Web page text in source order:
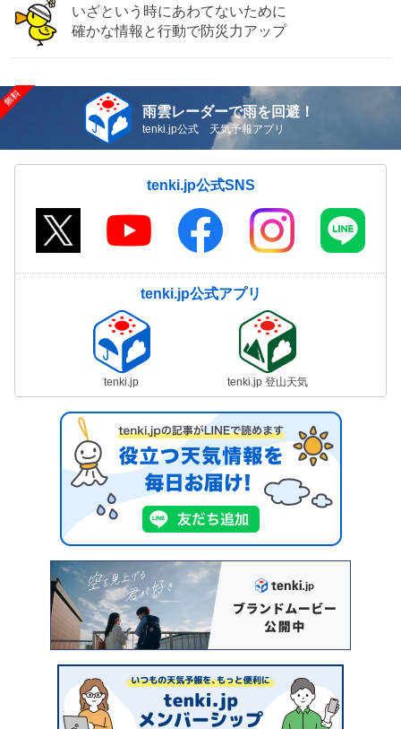
いざという時にあわてないために
確かな情報と行動で防災力アップ
雨雲レーダーで雨を回避！
tenki.jp公式 天気予報アプリ
tenki.jp公式SNS
tenki.jp公式アプリ
tenki.jp tenki.jp 登山天気